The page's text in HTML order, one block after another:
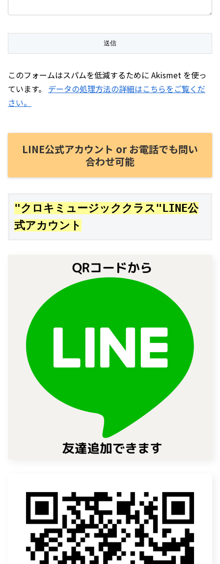
このフォームはスパムを低減するために Akismet を使っ
ています。 データの処理方法の詳細はこちらをご覧くだ
さい。
LINE公式アカウント or お電話でも問い
合わせ可能
"クロキミュージッククラス"LINE公
式アカウント